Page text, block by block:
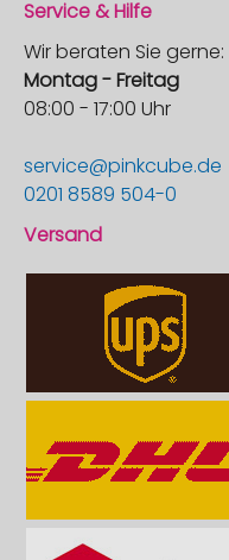
Service & Hilfe
Wir beraten Sie gerne:
Montag - Freitag
08:00 - 17:00 Uhr
service@pinkcube.de
0201 8589 504-0
Versand